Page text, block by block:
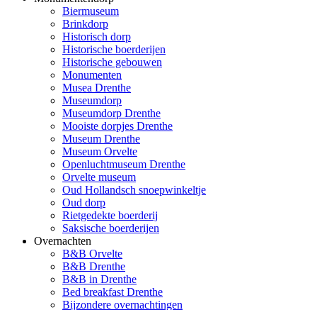
Biermuseum
Brinkdorp
Historisch dorp
Historische boerderijen
Historische gebouwen
Monumenten
Musea Drenthe
Museumdorp
Museumdorp Drenthe
Mooiste dorpjes Drenthe
Museum Drenthe
Museum Orvelte
Openluchtmuseum Drenthe
Orvelte museum
Oud Hollandsch snoepwinkeltje
Oud dorp
Rietgedekte boerderij
Saksische boerderijen
Overnachten
B&B Orvelte
B&B Drenthe
B&B in Drenthe
Bed breakfast Drenthe
Bijzondere overnachtingen